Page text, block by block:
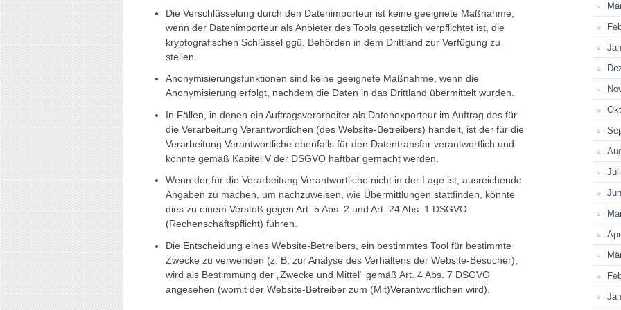
Die Verschlüsselung durch den Datenimporteur ist keine geeignete Maßnahme,
wenn der Datenimporteur als Anbieter des Tools gesetzlich verpflichtet ist, die
kryptografischen Schlüssel ggü. Behörden in dem Drittland zur Verfügung zu
stellen.
Anonymisierungsfunktionen sind keine geeignete Maßnahme, wenn die
Anonymisierung erfolgt, nachdem die Daten in das Drittland übermittelt wurden.
In Fällen, in denen ein Auftragsverarbeiter als Datenexporteur im Auftrag des für
die Verarbeitung Verantwortlichen (des Website-Betreibers) handelt, ist der für die
Verarbeitung Verantwortliche ebenfalls für den Datentransfer verantwortlich und
könnte gemäß Kapitel V der DSGVO haftbar gemacht werden.
Wenn der für die Verarbeitung Verantwortliche nicht in der Lage ist, ausreichende
Angaben zu machen, um nachzuweisen, wie Übermittlungen stattfinden, könnte
dies zu einem Verstoß gegen Art. 5 Abs. 2 und Art. 24 Abs. 1 DSGVO
(Rechenschaftspflicht) führen.
Die Entscheidung eines Website-Betreibers, ein bestimmtes Tool für bestimmte
Zwecke zu verwenden (z. B. zur Analyse des Verhaltens der Website-Besucher),
wird als Bestimmung der „Zwecke und Mittel“ gemäß Art. 4 Abs. 7 DSGVO
angesehen (womit der Website-Betreiber zum (Mit)Verantwortlichen wird).